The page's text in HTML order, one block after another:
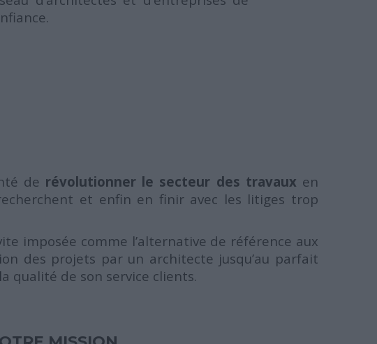
de révolutionner le secteur des travaux en
et enfin en finir avec les litiges trop
imposée comme l’alternative de référence aux
des projets par un architecte jusqu’au parfait
qualité de son service clients.